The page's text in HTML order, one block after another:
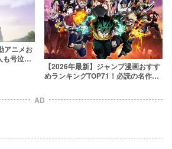
アニメお
も号泣さ
【2026年最新】ジャンプ漫画おすす
めランキングTOP71！必読の名作を
AD